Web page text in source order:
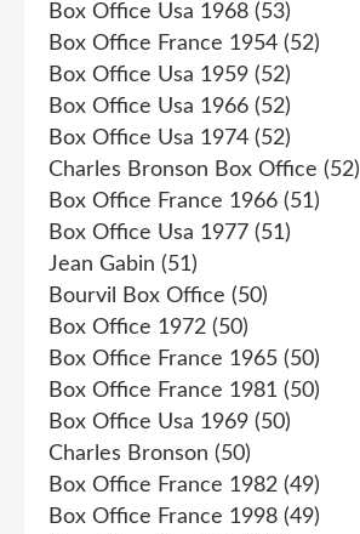
Box Office Usa 1968 (53)
Box Office France 1954 (52)
Box Office Usa 1959 (52)
Box Office Usa 1966 (52)
Box Office Usa 1974 (52)
Charles Bronson Box Office (52)
Box Office France 1966 (51)
Box Office Usa 1977 (51)
Jean Gabin (51)
Bourvil Box Office (50)
Box Office 1972 (50)
Box Office France 1965 (50)
Box Office France 1981 (50)
Box Office Usa 1969 (50)
Charles Bronson (50)
Box Office France 1982 (49)
Box Office France 1998 (49)